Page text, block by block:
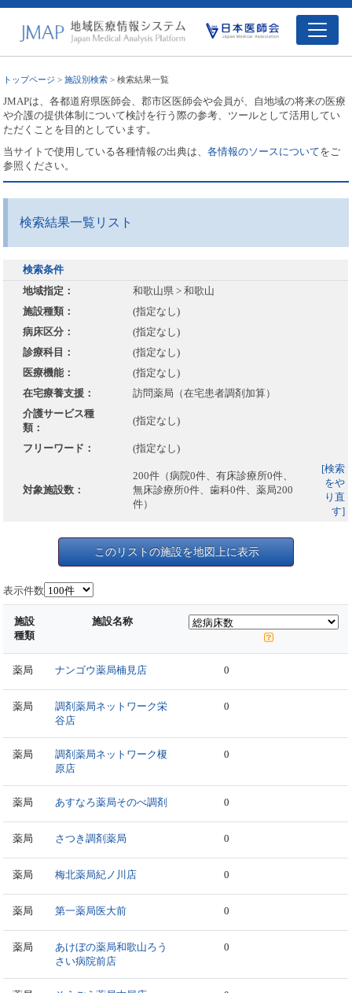
トップページ >施設別検索 > 検索結果一覧
JMAPは、各都道府県医師会、郡市区医師会や会員が、自地域の将来の医療
や介護の提供体制について検討を行う際の参考、ツールとして活用してい
ただくことを目的としています。
当サイトで使用している各種情報の出典は、各情報のソースについてをご
参照ください。
検索結果一覧リスト
検索条件
地域指定：
和歌山県 > 和歌山
施設種類：
(指定なし)
病床区分：
(指定なし)
診療科目：
(指定なし)
医療機能：
(指定なし)
在宅療養支援：
訪問薬局（在宅患者調剤加算）
介護サービス種
類：
(指定なし)
フリーワード： (指定なし)
対象施設数：
200件（病院0件、有床診療所0件、
無床診療所0件、歯科0件、薬局200
件）
[検索
をや
り直
す]
このリストの施設を地図上に表示
表示件数
施設
種類
施設名称
薬局 ナンゴウ薬局楠見店 0
薬局
調剤薬局ネットワーク栄
谷店
0
薬局
調剤薬局ネットワーク榎
原店
0
薬局 あすなろ薬局そのべ調剤 0
薬局 さつき調剤薬局 0
薬局 梅北薬局紀ノ川店 0
薬局 第一薬局医大前 0
薬局
あけぼの薬局和歌山ろう
さい病院前店
0